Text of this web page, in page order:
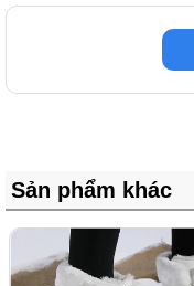
Sản phẩm khác